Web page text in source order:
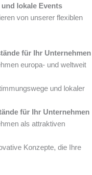
lokale Events
von unserer flexiblen
für Ihr Unternehmen
europa- und weltweit
und lokaler
für Ihr Unternehmen
als attraktiven
Konzepte, die Ihre